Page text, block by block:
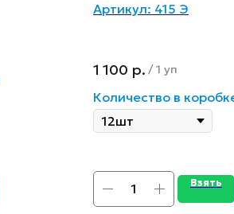
Артикул: 415 Э
1 100 р. /1 уп
Количество в
Взять